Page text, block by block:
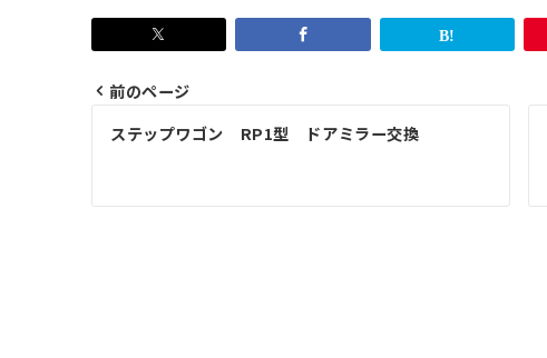
投
前のページ
ステップワゴン RP1型 ドアミラー交換